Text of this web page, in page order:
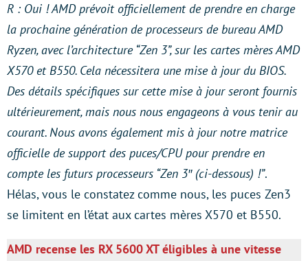
R : Oui ! AMD prévoit officiellement de prendre en charge
la prochaine génération de processeurs de bureau AMD
Ryzen, avec l’architecture “Zen 3”, sur les cartes mères AMD
X570 et B550. Cela nécessitera une mise à jour du BIOS.
Des détails spécifiques sur cette mise à jour seront fournis
ultérieurement, mais nous nous engageons à vous tenir au
courant. Nous avons également mis à jour notre matrice
officielle de support des puces/CPU pour prendre en
compte les futurs processeurs “Zen 3″ (ci-dessous) !”.
Hélas, vous le constatez comme nous, les puces Zen3
se limitent en l’état aux cartes mères X570 et B550.
AMD recense les RX 5600 XT éligibles à une vitesse